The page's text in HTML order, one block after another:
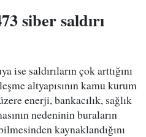
siber saldırı
ise saldırıların çok arttığını
altyapısının kamu kurum
enerji, bankacılık, sağlık
nedeninin buraların
kaynaklandığını